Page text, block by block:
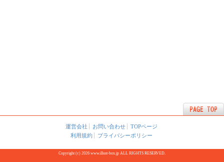
運営会社 お問い合わせ
TOPページ
利用規約
プライバシーポリシー
Copyright (c) 2026 www.illust-box.jp ALL RIGHTS RESERVED.